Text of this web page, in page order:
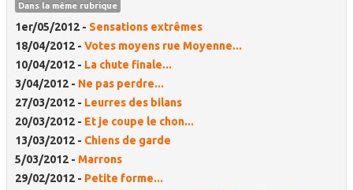
Dans la même rubrique
1er/05/2012 - Sensations extrêmes
18/04/2012 - Votes moyens rue Moyenne...
10/04/2012 - La chute finale...
3/04/2012 - Ne pas perdre...
27/03/2012 - Leurres des bilans
20/03/2012 - Et je coupe le chon...
13/03/2012 - Chiens de garde
5/03/2012 - Marrons
29/02/2012 - Petite forme...